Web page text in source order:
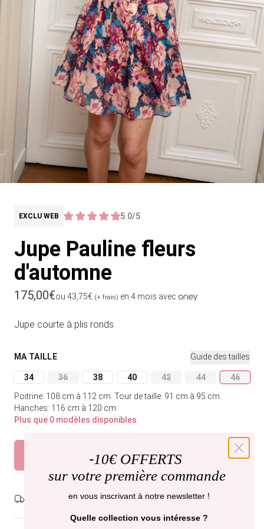
EXCLU WEB 5.0/5
Jupe Pauline fleurs
d'automne
Prix habituel
175,00€ou 43,75€ (+ frais) en 4 mois avec
Jupe courte à plis ronds
MA TAILLE Guide des tailles
34
Variante épuisée ou indisponible
36
Variante épuisée ou indisponible
38
Variante épuisée ou indisponible
40
Variante épuisée ou indisponible
42
Variante épuisée ou
44
Variante
46
Poitrine: 108 cm à 112 cm. Tour de taille: 91 cm à 95 cm.
Hanches: 116 cm à 120 cm.
Plus que 0 modèles disponibles
Prévenez-moi
Livraison gratuite,recevez-la mercredi .
-10€ OFFERTS
sur votre première commande
en vous inscrivant à notre newsletter !
Quelle collection vous intéresse ?